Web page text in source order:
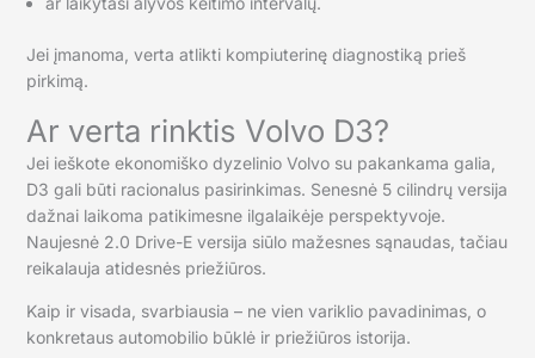
Jei įmanoma, verta atlikti kompiuterinę diagnostiką prieš
pirkimą.
Ar verta rinktis Volvo D3?
Jei ieškote ekonomiško dyzelinio Volvo su pakankama galia,
D3 gali būti racionalus pasirinkimas. Senesnė 5 cilindrų versija
dažnai laikoma patikimesne ilgalaikėje perspektyvoje.
Naujesnė 2.0 Drive-E versija siūlo mažesnes sąnaudas, tačiau
reikalauja atidesnės priežiūros.
Kaip ir visada, svarbiausia – ne vien variklio pavadinimas, o
konkretaus automobilio būklė ir priežiūros istorija.